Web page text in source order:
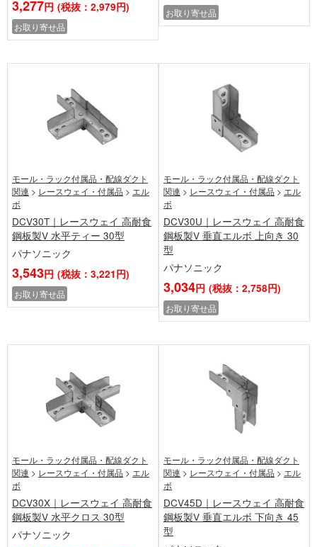
3,277円 (税抜：2,979円)
お取り寄せ品
お取り寄せ品
モール・ラック付属品・配線ダクト
関連 > レースウェイ・付属品 > エル
ボ
DCV30T｜レースウェイ 高耐食
鋼板製V 水平ティー 30型
パナソニック
3,543円 (税抜：3,221円)
お取り寄せ品
モール・ラック付属品・配線ダクト
関連 > レースウェイ・付属品 > エル
ボ
DCV30U｜レースウェイ 高耐食
鋼板製V 垂直エルボ 上向き 30
型
パナソニック
3,034円 (税抜：2,758円)
お取り寄せ品
モール・ラック付属品・配線ダクト
関連 > レースウェイ・付属品 > エル
ボ
DCV30X｜レースウェイ 高耐食
鋼板製V 水平クロス 30型
パナソニック
モール・ラック付属品・配線ダクト
関連 > レースウェイ・付属品 > エル
ボ
DCV45D｜レースウェイ 高耐食
鋼板製V 垂直エルボ 下向き 45
型